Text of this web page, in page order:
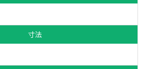
寸法